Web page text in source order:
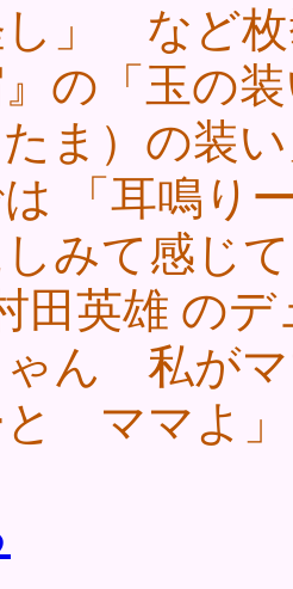
し」 など枚
の「玉の
たま）の装
「耳鳴り
しみて感じ
田英雄 の
ゃん 私が
と ママよ